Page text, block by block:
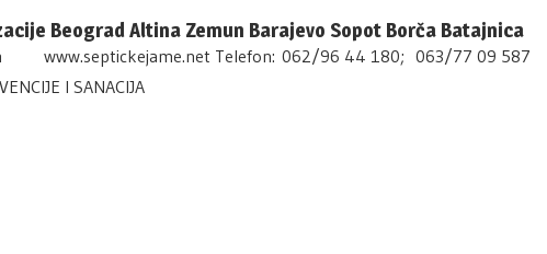
Beograd Altina Zemun Barajevo Sopot Borča Batajnica
www.septickejame.net Telefon: 062/96 44 180; 063/77 09 587
I SANACIJA